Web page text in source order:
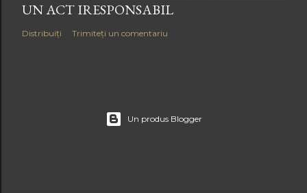
UN ACT IRESPONSABIL
Distribuiți Trimiteți un comentariu
Un produs Blogger